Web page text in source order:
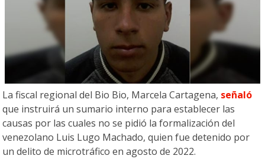
La fiscal regional del Bio Bio, Marcela Cartagena, señaló
que instruirá un sumario interno para establecer las
causas por las cuales no se pidió la formalización del
venezolano Luis Lugo Machado, quien fue detenido por
un delito de microtráfico en agosto de 2022.